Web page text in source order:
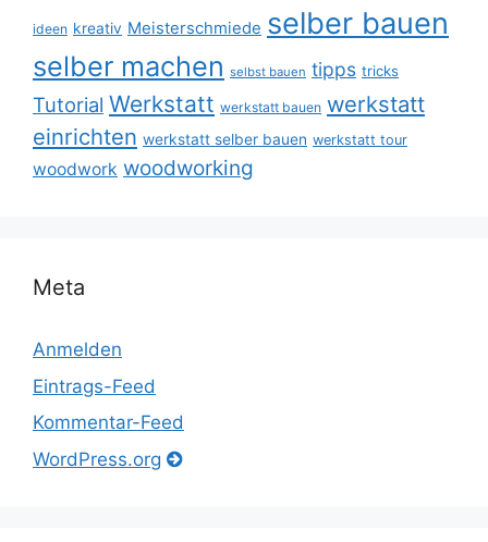
ideen kreativ Meisterschmiede selber bauen
selber machen selbst bauen tipps tricks
Tutorial Werkstatt werkstatt bauen werkstatt
einrichten werkstatt selber bauen werkstatt tour
woodwork woodworking
Meta
Anmelden
Eintrags-Feed
Kommentar-Feed
WordPress.org